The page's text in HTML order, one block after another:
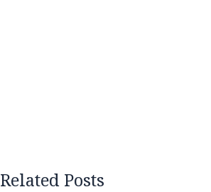
Related Posts